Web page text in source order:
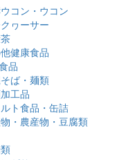
コン・ウコン
ヮーサー
健康食品
品
ば・麺類
工品
ト食品・缶詰
・農産物・豆腐類